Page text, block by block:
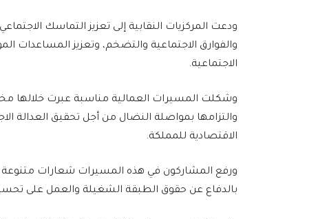
ودعت المركزيات النقابية إلى تعزيز التماسك
والفوارق الاجتماعية والتضخم، وتعزيز المساعدات
الاجتماعية.
وشكلت المسيرات العمالية مناسبة عبرت خلالها
والتزامها بمواصلة النضال من أجل تحقيق العدالة
الاقتصادية للمملكة.
ورفع المشاركون في هذه المسيرات شعارات متنوعة
بالدفاع عن حقوق الطبقة الشغيلة والعمل على